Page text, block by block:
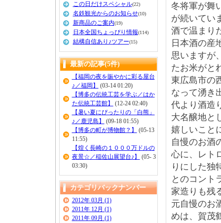
この日だけスペシャル(22)
名鉄観光からのお知らせ(10)
新商品のご案内(19)
日本全国ちょっぴり情報(114)
結構自信あり♪ツアー(15)
最新の記事(5件)
【福岡の夜を賑やかに彩る屋台
♪／福岡】
(03-14 01:20)
【博多の伝統工芸を学ぶ／はか
た伝統工芸館】
(12-24 02:40)
【暑い夏にぴったりの「白熊」
♪／鹿児島】
(09-18 01:55)
【博多の町が博物館？】
(05-13
11:55)
【煌く長崎の１０００万ドルの
夜景☆／稲佐山展望台♪】
(05- 3
03:30)
カテゴリバックナンバー
2012年 03月 (1)
2011年 12月 (1)
2011年 09月 (1)
冬将軍が舞
が続いてい
酒で温まり
日本酒の産
思いますが
たお米がと
東広島市の
なって湧き
代より酒造
大名醸地と
嬉しいこと
自慢のお酒
心に、レト
りにした独
とのコント
家造りも残
元自慢のお
めは、賀茂